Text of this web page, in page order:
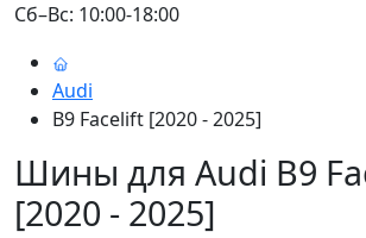
Сб–Вс: 10:00-18:00
Audi
B9 Facelift [2020 - 2025]
Шины для Audi B9
[2020 - 2025]